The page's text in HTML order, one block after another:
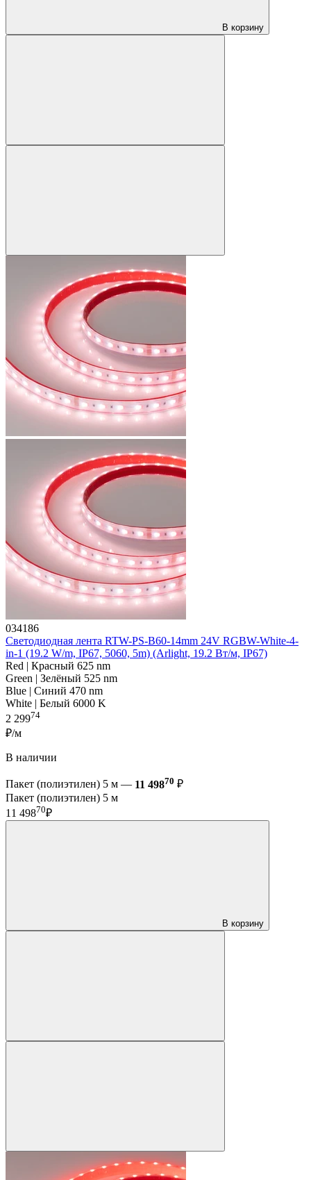
В корзину
034186
Светодиодная лента RTW-PS-B60-14mm 24V RGBW-White-4-
in-1 (19.2 W/m, IP67, 5060, 5m) (Arlight, 19.2 Вт/м, IP67)
Red | Красный 625 nm
Green | Зелёный 525 nm
Blue | Синий 470 nm
White | Белый 6000 K
2 29974
₽/м
В наличии
Пакет (полиэтилен) 5 м — 11 49870 ₽
Пакет (полиэтилен) 5 м
11 49870₽
В корзину